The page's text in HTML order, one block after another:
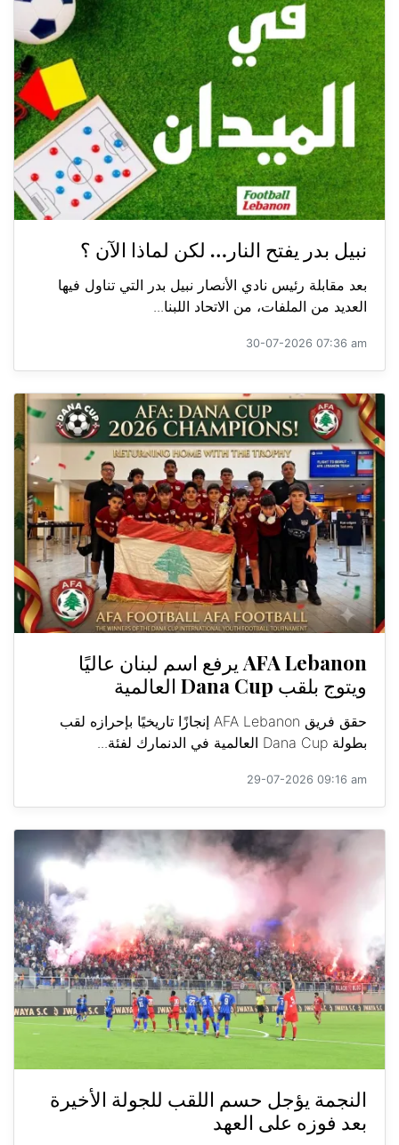
نبيل بدر يفتح النار… لكن لماذا الآن ؟
بعد مقابلة رئيس نادي الأنصار نبيل بدر التي تناول فيها
العديد من الملفات، من الاتحاد اللبنا...
30-07-2026 07:36 am
AFA Lebanon يرفع اسم لبنان عاليًا
ويتوج بلقب Dana Cup العالمية
حقق فريق AFA Lebanon إنجازًا تاريخيًا بإحرازه لقب
بطولة Dana Cup العالمية في الدنمارك لفئة...
29-07-2026 09:16 am
النجمة يؤجل حسم اللقب للجولة الأخيرة
بعد فوزه على العهد